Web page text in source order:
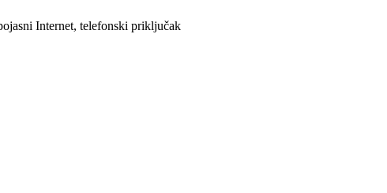
Internet, telefonski priključak